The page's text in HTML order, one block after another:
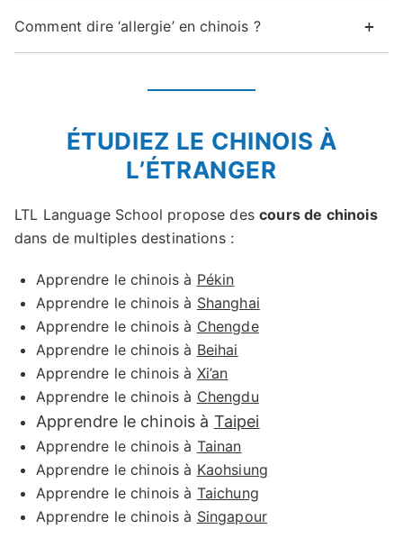
Comment dire ‘allergie’ en chinois ?
ÉTUDIEZ LE CHINOIS À
L’ÉTRANGER
LTL Language School propose descours de chinois
dans de multiples destinations :
Apprendre le chinois à Pékin
Apprendre le chinois à Shanghai
Apprendre le chinois à Chengde
Apprendre le chinois à Beihai
Apprendre le chinois à Xi’an
Apprendre le chinois à Chengdu
Apprendre le chinois à Taipei
Apprendre le chinois à Tainan
Apprendre le chinois à Kaohsiung
Apprendre le chinois à Taichung
Apprendre le chinois à Singapour